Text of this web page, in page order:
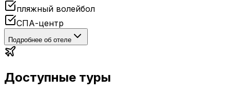
пляжный волейбол
СПА-центр
Подробнее об отеле
Доступные туры